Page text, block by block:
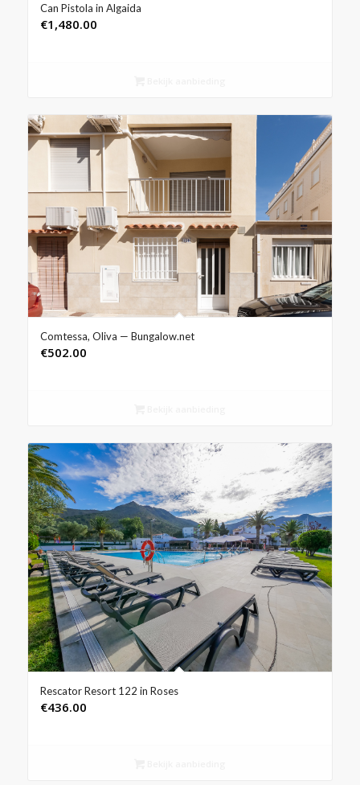
Can Pistola in Algaida
€1,480.00
Comtessa, Oliva — Bungalow.net
€502.00
Rescator Resort 122 in Roses
€436.00